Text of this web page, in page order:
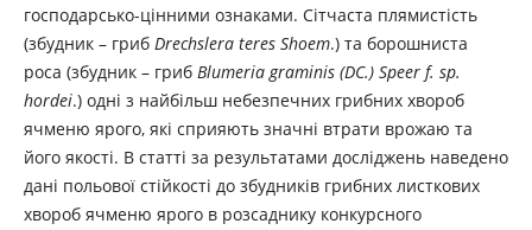
господарсько-цінними ознаками. Сітчаста плямистість
(збудник – гриб Drechslera teres Shoem.) та борошниста
роса (збудник – гриб Blumeria graminis (DC.) Speer f. sp.
hordei.) одні з найбільш небезпечних грибних хвороб
ячменю ярого, які сприяють значні втрати врожаю та
його якості. В статті за результатами досліджень наведено
дані польової стійкості до збудників грибних листкових
хвороб ячменю ярого в розсаднику конкурсного